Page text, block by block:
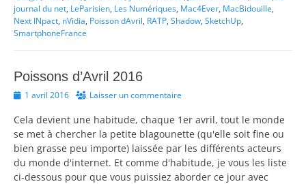
journal du net, LeParisien, Les Numériques, Mac4Ever, MacBidouille,
Next INpact, nVidia, Poisson dAvril, RATP, Shadow, SketchUp,
SmartphoneFrance
Poissons d’Avril 2016
Posted1 avril 2016 Laisser un commentaire
Cela devient une habitude, chaque 1er avril, tout le monde
se met à chercher la petite blagounette (qu'elle soit fine ou
bien grasse peu importe) laissée par les différents acteurs
du monde d'internet. Et comme d'habitude, je vous les liste
ci-dessous pour que vous puissiez aborder ce jour avec